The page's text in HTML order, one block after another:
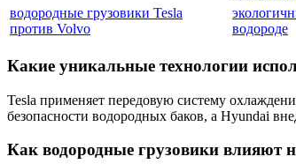
водородные грузовики Tesla
против Volvo
водороде
Какие уникальные технологии
Tesla применяет передовую систему
безопасности водородных баков, а Hyundai
Как водородные грузовики влияют